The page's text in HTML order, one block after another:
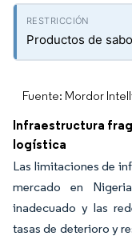
Productos de
Fuente: Mordor
Infraestructura
logística
Las limitaciones de
mercado en
inadecuado y las
tasas de deterioro y